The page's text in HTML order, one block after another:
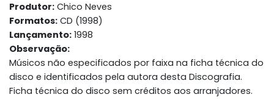
Produtor: Chico Neves
Formatos: CD (1998)
Lançamento: 1998
Observação:
Músicos não especificados por faixa na ficha técnica do
disco e identificados pela autora desta Discografia.
Ficha técnica do disco sem créditos aos arranjadores.